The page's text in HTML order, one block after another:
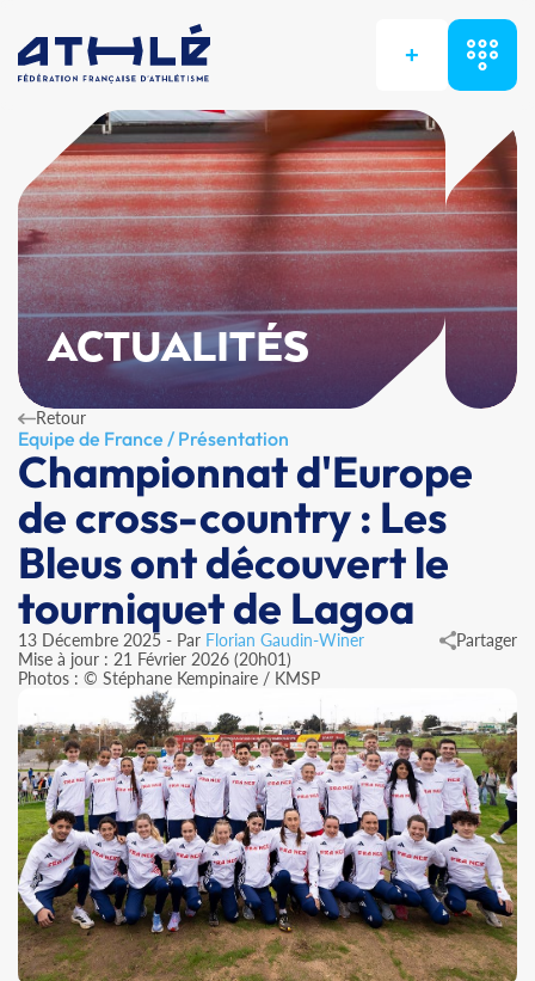
+
ACTUALITÉS
Retour
Equipe de France / Présentation
Championnat d'Europe
de cross-country : Les
Bleus ont découvert le
tourniquet de Lagoa
13 Décembre 2025 - Par Florian Gaudin-Winer
Mise à jour : 21 Février 2026 (20h01)
Photos : © Stéphane Kempinaire / KMSP
Partager